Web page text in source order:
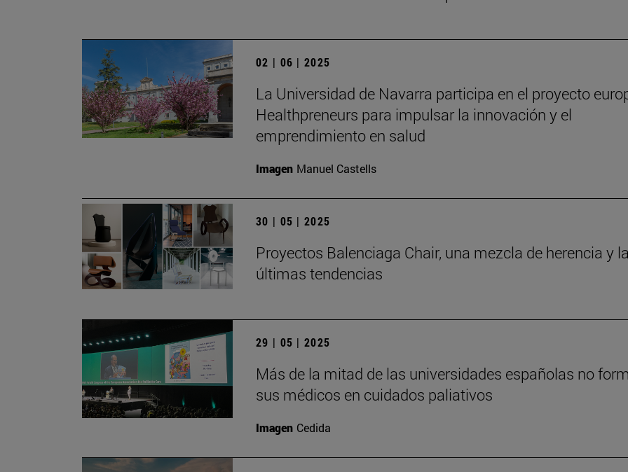
02 | 06 | 2025
La Universidad de Navarra participa en el proyecto
Healthpreneurs para impulsar la innovación y el
emprendimiento en salud
Imagen Manuel Castells
30 | 05 | 2025
Proyectos Balenciaga Chair, una mezcla de herencia y
últimas tendencias
29 | 05 | 2025
Más de la mitad de las universidades españolas no
sus médicos en cuidados paliativos
Imagen Cedida